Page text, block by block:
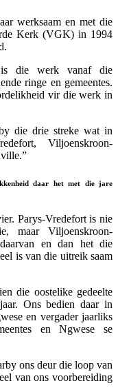
werksaam en met die
Kerk (VGK) in 1994
is die werk vanaf die
ringe en gemeentes.
vir die werk in
die drie streke wat in
Viljoenskroon-
daar het met die jare
Parys-Vredefort is nie
maar Viljoenskroon-
en dan het die
is van die uitreik saam
die oostelike gedeelte
Ons bedien daar in
en vergader jaarliks
en Ngwese se
ons deur die loop van
van ons voorbereiding